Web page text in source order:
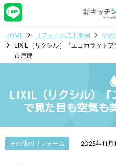
HOME リフォーム施工事例
その
LIXIL（リクシル）『エコカラット
市戸建
LIXIL（リクシル）『
で見た目も空気も
その他のリフォーム 2025年11月